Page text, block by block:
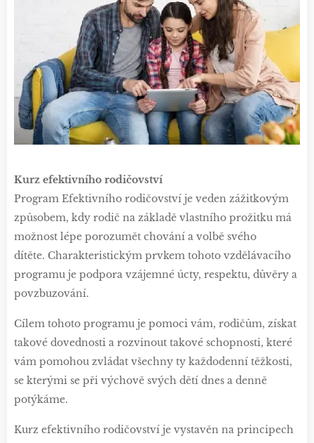
Kurz efektivního rodičovství
Program Efektivního rodičovství je veden zážitkovým
způsobem, kdy rodič na základě vlastního prožitku má
možnost lépe porozumět chování a volbě svého
dítěte. Charakteristickým prvkem tohoto vzdělávacího
programu je podpora vzájemné úcty, respektu, důvěry a
povzbuzování.
Cílem tohoto programu je pomoci vám, rodičům, získat
takové dovednosti a rozvinout takové schopnosti, které
vám pomohou zvládat všechny ty každodenní těžkosti,
se kterými se při výchově svých dětí dnes a denně
potýkáme.
Kurz efektivního rodičovství je vystavěn na principech